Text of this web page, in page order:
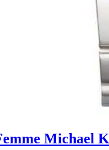
Michael